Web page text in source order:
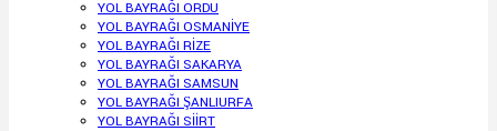
YOL BAYRAĞI ORDU
YOL BAYRAĞI OSMANİYE
YOL BAYRAĞI RİZE
YOL BAYRAĞI SAKARYA
YOL BAYRAĞI SAMSUN
YOL BAYRAĞI ŞANLIURFA
YOL BAYRAĞI SİİRT